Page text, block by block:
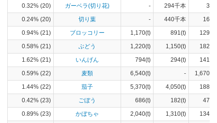
0.32% (20)
ガーベラ(切り花) - 294千本
0.24% (20)
切り葉 - 440千本
0.94% (21)
ブロッコリー 1,170(t) 891(t)
0.58% (21)
ぶどう 1,220(t) 1,150(t)
1.62% (21)
いんげん 794(t) 294(t)
0.59% (22)
麦類 6,540(t) -
1.44% (22)
茄子 5,370(t) 4,050(t)
0.42% (23)
ごぼう 686(t) 182(t)
0.89% (23)
かぼちゃ 2,040(t) 1,310(t)